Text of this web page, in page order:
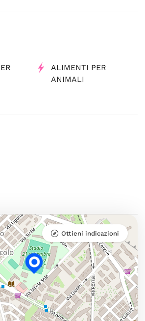
ALIMENTI PER
ANIMALI
Ottieni indicazioni